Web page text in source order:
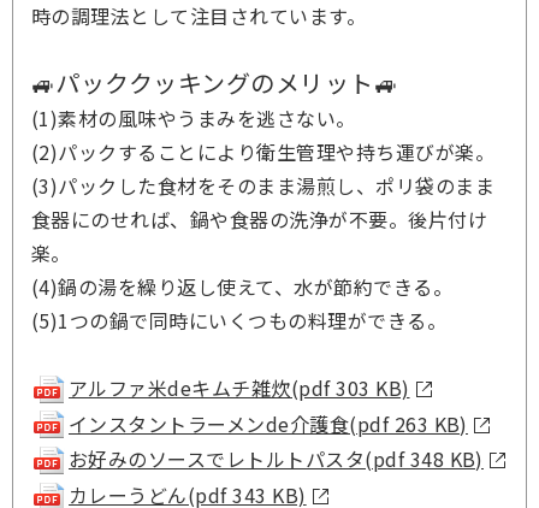
時の調理法として注目されています。
🚙パッククッキングのメリット🚙
(1)素材の風味やうまみを逃さない。
(2)パックすることにより衛生管理や持ち運びが楽。
(3)パックした食材をそのまま湯煎し、ポリ袋のまま
食器にのせれば、鍋や食器の洗浄が不要。後片付け
楽。
(4)鍋の湯を繰り返し使えて、水が節約できる。
(5)1つの鍋で同時にいくつもの料理ができる。
アルファ米deキムチ雑炊(pdf 303 KB)
インスタントラーメンde介護食(pdf 263 KB)
お好みのソースでレトルトパスタ(pdf 348 KB)
カレーうどん(pdf 343 KB)